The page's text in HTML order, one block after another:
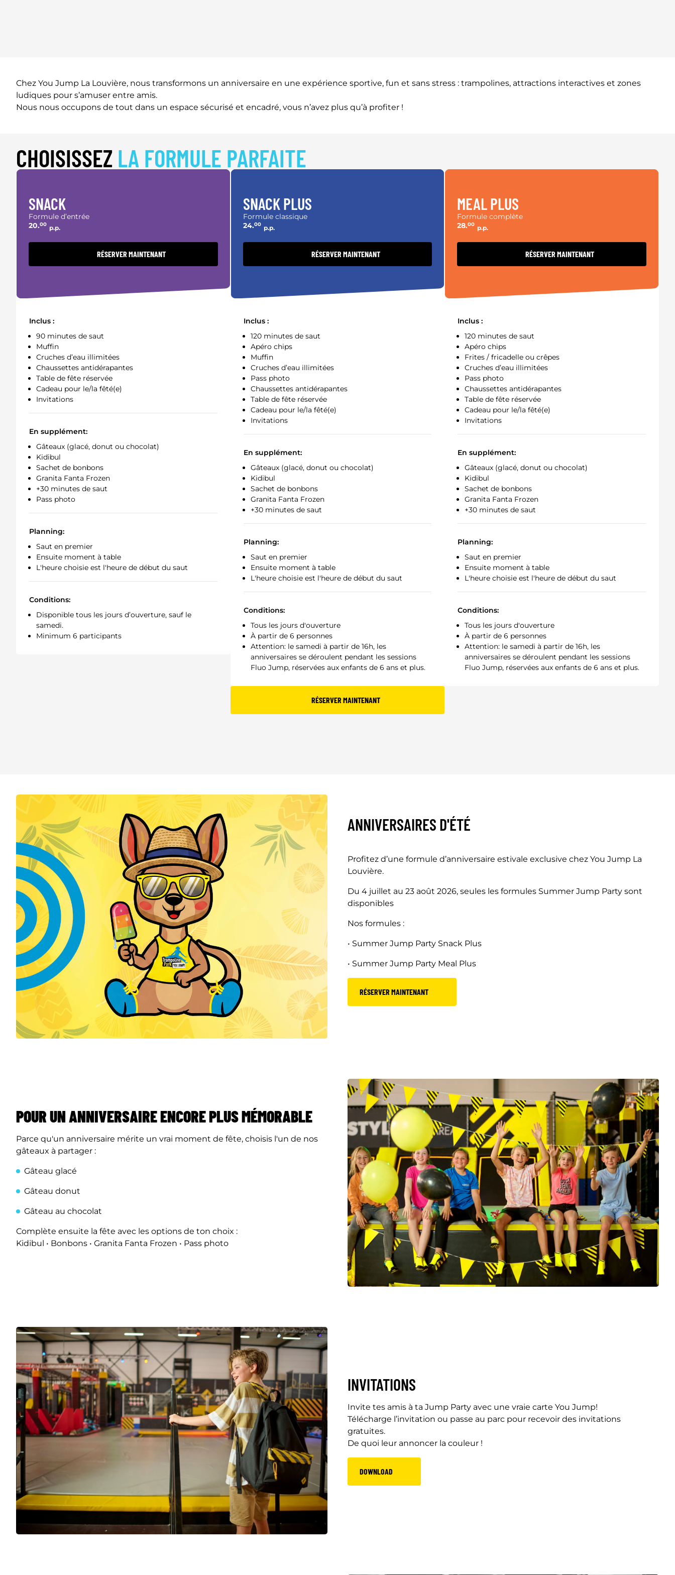
Chez You Jump La Louvière, nous transformons un anniversaire en une expérience sportive, fun et sans stress : trampolines, attractions interactives et zones
ludiques pour s’amuser entre amis.
Nous nous occupons de tout dans un espace sécurisé et encadré, vous n’avez plus qu’à profiter !
CHOISISSEZ LA FORMULE PARFAITE
SNACK
Formule d’entrée
20.00 p.p.
RÉSERVER MAINTENANT
Inclus :
90 minutes de saut
Muffin
Cruches d’eau illimitées
Chaussettes antidérapantes
Table de fête réservée
Cadeau pour le/la fêté(e)
Invitations
En supplément:
Gâteaux (glacé, donut ou chocolat)
Kidibul
Sachet de bonbons
Granita Fanta Frozen
+30 minutes de saut
Pass photo
Planning:
Saut en premier
Ensuite moment à table
L'heure choisie est l'heure de début du saut
Conditions:
Disponible tous les jours d’ouverture, sauf le
samedi.
Minimum 6 participants
SNACK PLUS
Formule classique
24.00 p.p.
RÉSERVER MAINTENANT
Inclus :
120 minutes de saut
Apéro chips
Muffin
Cruches d’eau illimitées
Pass photo
Chaussettes antidérapantes
Table de fête réservée
Cadeau pour le/la fêté(e)
Invitations
En supplément:
Gâteaux (glacé, donut ou chocolat)
Kidibul
Sachet de bonbons
Granita Fanta Frozen
+30 minutes de saut
Planning:
Saut en premier
Ensuite moment à table
L'heure choisie est l'heure de début du saut
Conditions:
Tous les jours d'ouverture
À partir de 6 personnes
Attention: le samedi à partir de 16h, les
anniversaires se déroulent pendant les sessions
Fluo Jump, réservées aux enfants de 6 ans et plus.
MEAL PLUS
Formule complète
28.00 p.p.
RÉSERVER MAINTENANT
Inclus :
120 minutes de saut
Apéro chips
Frites / fricadelle ou crêpes
Cruches d’eau illimitées
Pass photo
Chaussettes antidérapantes
Table de fête réservée
Cadeau pour le/la fêté(e)
Invitations
En supplément:
Gâteaux (glacé, donut ou chocolat)
Kidibul
Sachet de bonbons
Granita Fanta Frozen
+30 minutes de saut
Planning:
Saut en premier
Ensuite moment à table
L'heure choisie est l'heure de début du saut
Conditions:
Tous les jours d'ouverture
À partir de 6 personnes
Attention: le samedi à partir de 16h, les
anniversaires se déroulent pendant les sessions
Fluo Jump, réservées aux enfants de 6 ans et plus.
RÉSERVER MAINTENANT
ANNIVERSAIRES D'ÉTÉ
Profitez d’une formule d’anniversaire estivale exclusive chez You Jump La
Louvière.
Du 4 juillet au 23 août 2026, seules les formules Summer Jump Party sont
disponibles
Nos formules :
• Summer Jump Party Snack Plus
• Summer Jump Party Meal Plus
RÉSERVER MAINTENANT
POUR UN ANNIVERSAIRE ENCORE PLUS MÉMORABLE
Parce qu'un anniversaire mérite un vrai moment de fête, choisis l'un de nos
gâteaux à partager :
Gâteau glacé
Gâteau donut
Gâteau au chocolat
Complète ensuite la fête avec les options de ton choix :
Kidibul • Bonbons • Granita Fanta Frozen • Pass photo
INVITATIONS
Invite tes amis à ta Jump Party avec une vraie carte You Jump!
Télécharge l’invitation ou passe au parc pour recevoir des invitations
gratuites.
De quoi leur annoncer la couleur !
DOWNLOAD